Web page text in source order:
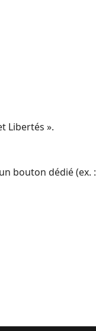
Libertés ».
bouton dédié (ex. :